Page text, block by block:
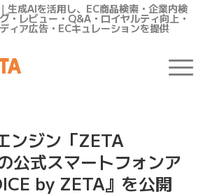
生成AIを活用し、EC商品検索・企業内検
・レビュー・Q&A・ロイヤルティ向上・
ィア広告・ECキュレーションを提供
ンジン「ZETA
公式スマートフォンア
by ZETA』を公開